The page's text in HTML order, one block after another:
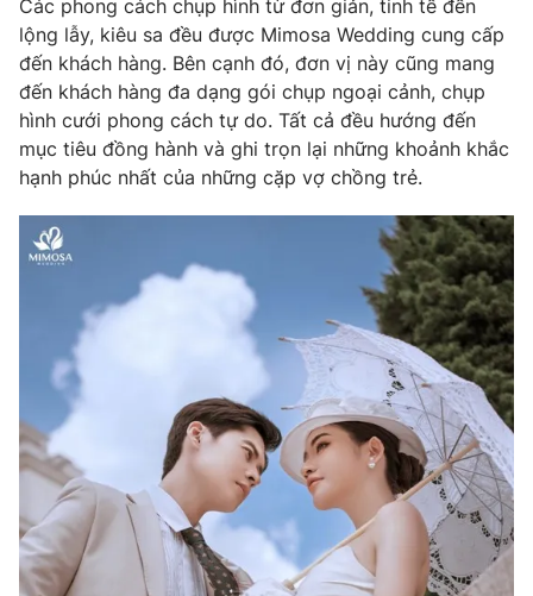
Các phong cách chụp hình từ đơn giản, tinh tế đến
lộng lẫy, kiêu sa đều được Mimosa Wedding cung cấp
đến khách hàng. Bên cạnh đó, đơn vị này cũng mang
đến khách hàng đa dạng gói chụp ngoại cảnh, chụp
hình cưới phong cách tự do. Tất cả đều hướng đến
mục tiêu đồng hành và ghi trọn lại những khoảnh khắc
hạnh phúc nhất của những cặp vợ chồng trẻ.